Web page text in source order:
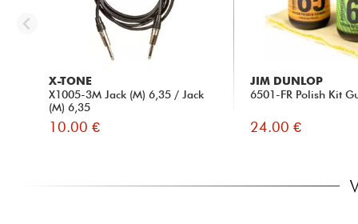
X-TONE
X1005-3M Jack (M) 6,35 / Jack
(M) 6,35
10.00 €
JIM DUNLOP
6501-FR Polish Kit
24.00 €